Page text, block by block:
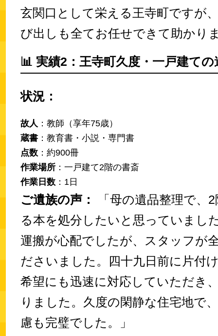
玄関口として栄える王寺町ですが
び出しも全てお任せできて助かり
📊 実績2：王寺町久度・一戸建ての
状況：
故人 ：教師（享年75歳）
蔵書 ：教育書・小説・専門書
点数 ：約900冊
作業場所 ：一戸建て2階の書斎
作業日数 ：1日
ご遺族の声：
「母の遺品整理で、
る本を処分したいと思っていまし
運搬が心配でしたが、スタッフが
ださいました。四十九日前に片付
希望にも迅速に対応していただき
りました。久度の閑静な住宅地で
慮も完璧でした。」